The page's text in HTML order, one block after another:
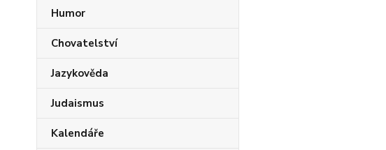
Humor
Chovatelství
Jazykověda
Judaismus
Kalendáře